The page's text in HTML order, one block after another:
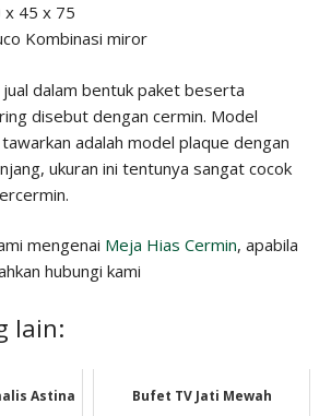
x 45 x 75
Kombinasi miror
jual dalam bentuk paket beserta
disebut dengan cermin. Model
adalah model plaque dengan
ukuran ini tentunya sangat cocok
mengenai Meja Hias Cermin, apabila
hubungi kami
lain:
Astina
Bufet TV Jati Mewah